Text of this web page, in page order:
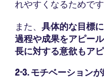
れやすくなるためです
また、 具体的な目標
過程や成果をアピー
長に対する意欲もア
2-3. モチベーション